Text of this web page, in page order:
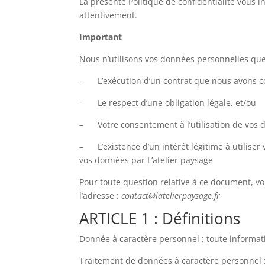
attentivement.
Important
Nous n’utilisons vos données personnelles
– L’exécution d’un contrat que nous avons
– Le respect d’une obligation légale, et/ou
– Votre consentement à l’utilisation de vos
– L’existence d’un intérêt légitime à utiliser
vos données par L’atelier paysage
Pour toute question relative à ce document,
l’adresse :contact@latelierpaysage.fr
ARTICLE 1 : Définitions
Donnée à caractère personnel : toute
Traitement de données à caractère